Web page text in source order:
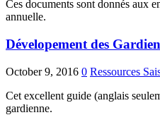
Ces documents sont donnés aux
annuelle.
Dévelopement des
October 9, 2016 0 Ressources
Cet excellent guide (anglais
gardienne.